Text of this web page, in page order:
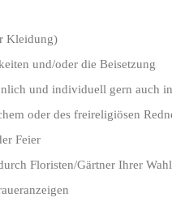
Kleidung)
und/oder die Beisetzung
und individuell gern auch
oder des freireligiösen
Feier
Floristen/Gärtner Ihrer Wahl